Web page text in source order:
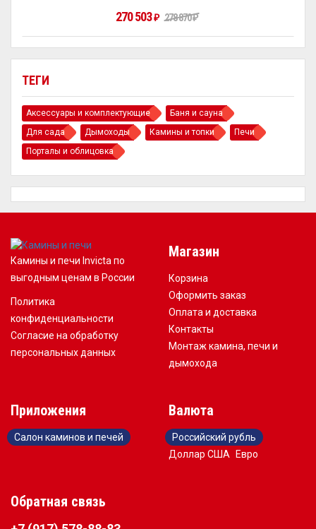
ТЕГИ
Аксессуары и комплектующие
Баня и сауна
Для сада
Дымоходы Камины и топки
Печи
Порталы и облицовка
270 503 ₽ 278 870₽
Камины и печи Invicta по
выгодным ценам в России
Политика
конфиденциальности
Согласие на обработку
персональных данных
Магазин
Корзина
Оформить заказ
Оплата и доставка
Контакты
Монтаж камина, печи и
дымохода
Приложения
Салон каминов и печей
Валюта
Российский рубль
Доллар США
Евро
Обратная связь